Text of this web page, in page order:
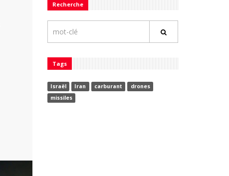
Recherche
Tags
Israël Iran carburant
drones
missiles